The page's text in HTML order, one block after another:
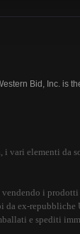
Bid, Inc. is
vari elementi
i
ex-
e spediti